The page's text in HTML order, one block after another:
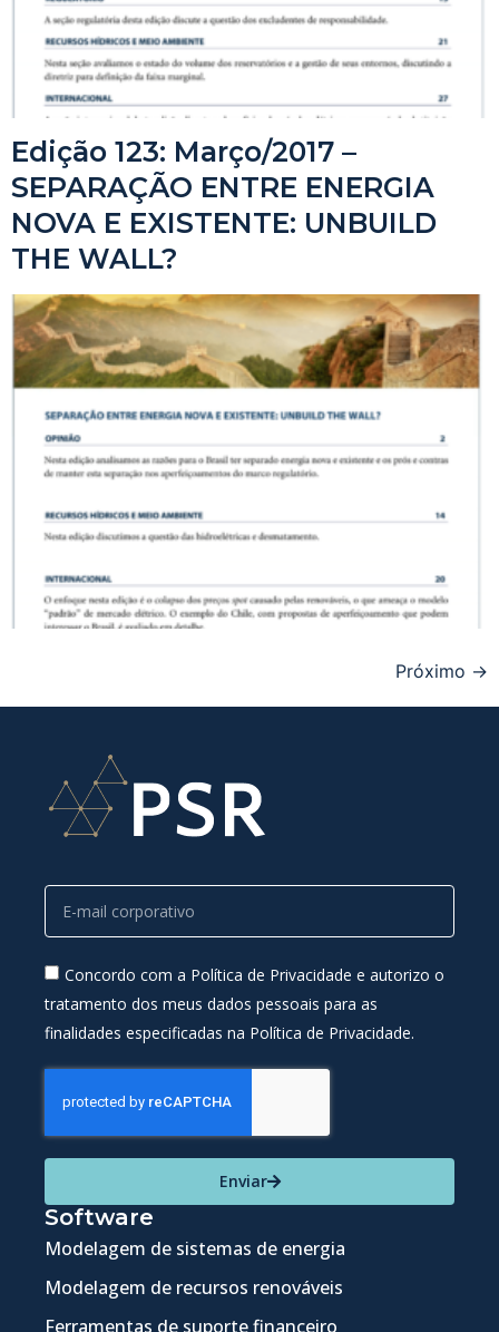
Edição 123: Março/2017 –
SEPARAÇÃO ENTRE ENERGIA
NOVA E EXISTENTE: UNBUILD
THE WALL?
Próximo →
Concordo com a Política de Privacidade e autorizo o
tratamento dos meus dados pessoais para as
finalidades especificadas na Política de Privacidade.
Enviar
Software
Modelagem de sistemas de energia
Modelagem de recursos renováveis
Ferramentas de suporte financeiro